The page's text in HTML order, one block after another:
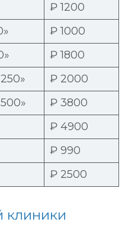
₽ 1200
₽ 1000
₽ 1800
₽ 2000
₽ 3800
₽ 4900
₽ 990
₽ 2500
клиники